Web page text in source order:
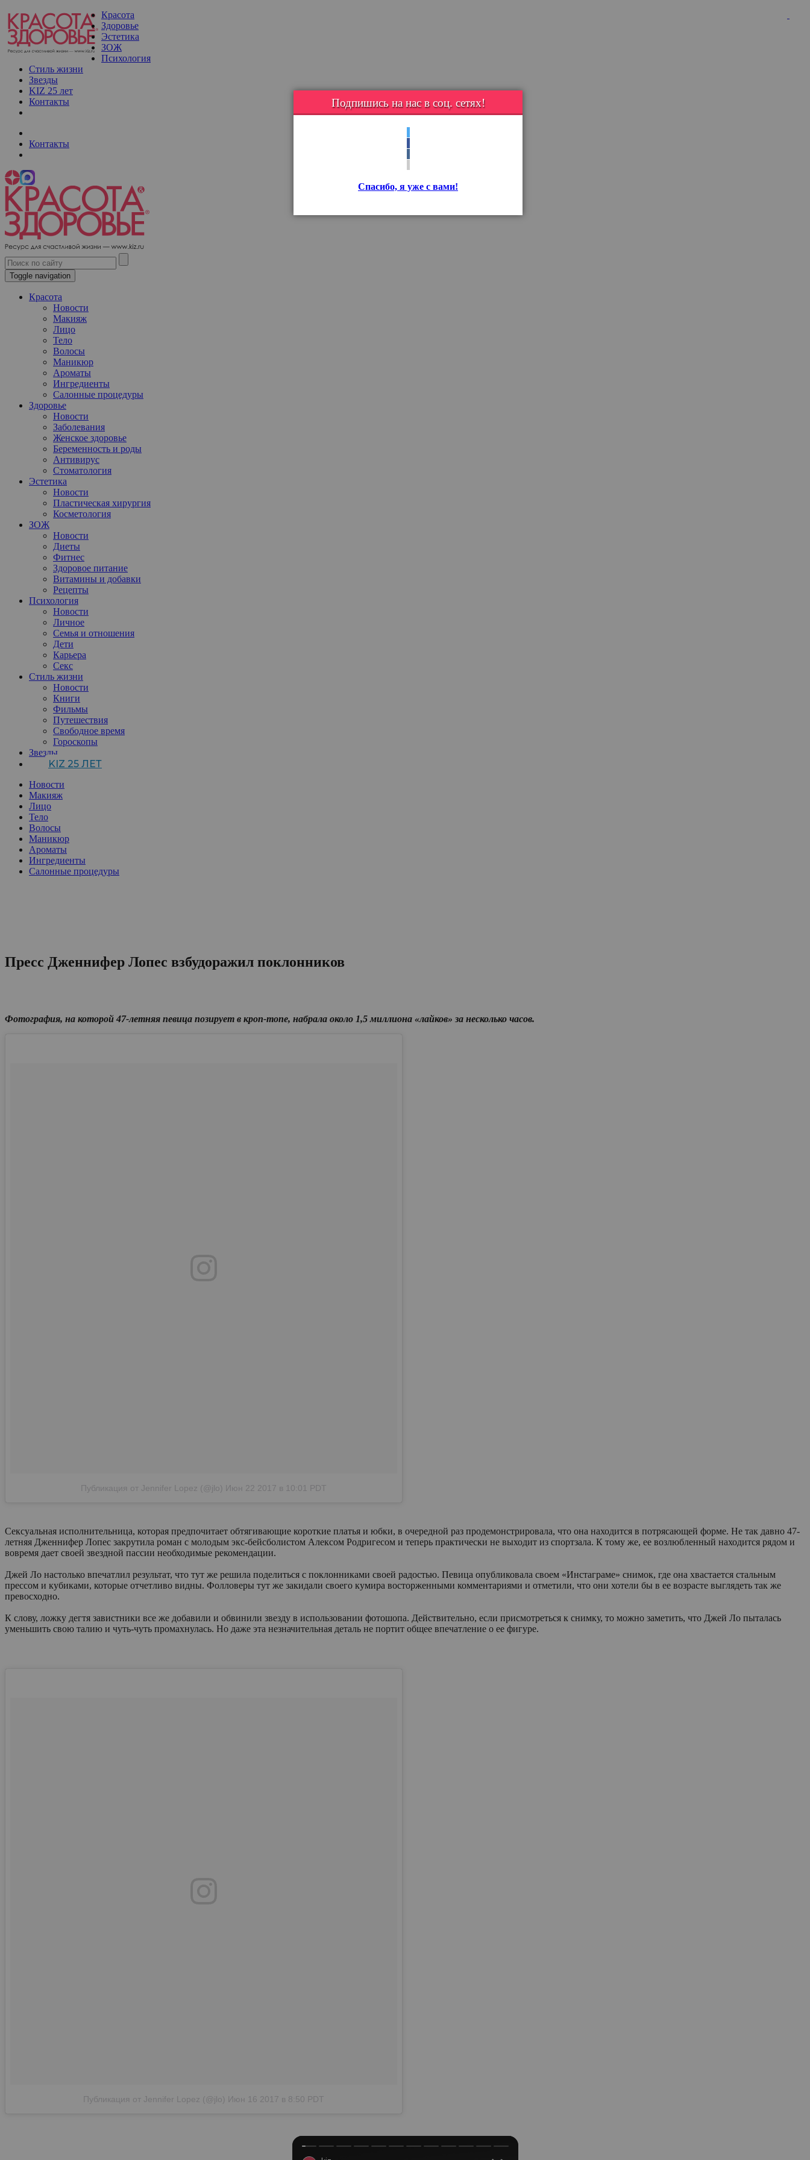
Красота
Здоровье
Эстетика
ЗОЖ
Психология
Стиль жизни
Звезды
KIZ 25 лет
Контакты
Контакты
Toggle navigation
Красота
Новости
Макияж
Лицо
Тело
Волосы
Маникюр
Ароматы
Ингредиенты
Салонные процедуры
Здоровье
Новости
Заболевания
Женское здоровье
Беременность и роды
Антивирус
Стоматология
Эстетика
Новости
Пластическая хирургия
Косметология
ЗОЖ
Новости
Диеты
Фитнес
Здоровое питание
Витамины и добавки
Рецепты
Психология
Новости
Личное
Семья и отношения
Дети
Карьера
Секс
Стиль жизни
Новости
Книги
Фильмы
Путешествия
Свободное время
Гороскопы
Звезды
KIZ 25 ЛЕТ
Новости
Макияж
Лицо
Тело
Волосы
Маникюр
Ароматы
Ингредиенты
Салонные процедуры
Подпишись на нас в соц. сетях!
Спасибо, я уже с вами!
Пресс Дженнифер Лопес взбудоражил поклонников
Фотография, на которой 47-летняя певица позирует в кроп-топе, набрала около 1,5 миллиона «лайков» за несколько часов.
Публикация от Jennifer Lopez (@jlo) Июн 22 2017 в 10:01 PDT
Сексуальная исполнительница, которая предпочитает обтягивающие короткие платья и юбки, в очередной раз продемонстрировала, что она находится в потрясающей форме. Не так давно 47-
летняя Дженнифер Лопес закрутила роман с молодым экс-бейсболистом Алексом Родригесом и теперь практически не выходит из спортзала. К тому же, ее возлюбленный находится рядом и
вовремя дает своей звездной пассии необходимые рекомендации.
Джей Ло настолько впечатлил результат, что тут же решила поделиться с поклонниками своей радостью. Певица опубликовала своем «Инстаграме» снимок, где она хвастается стальным
прессом и кубиками, которые отчетливо видны. Фолловеры тут же закидали своего кумира восторженными комментариями и отметили, что они хотели бы в ее возрасте выглядеть так же
превосходно.
К слову, ложку дегтя завистники все же добавили и обвинили звезду в использовании фотошопа. Действительно, если присмотреться к снимку, то можно заметить, что Джей Ло пыталась
уменьшить свою талию и чуть-чуть промахнулась. Но даже эта незначительная деталь не портит общее впечатление о ее фигуре.
Публикация от Jennifer Lopez (@jlo) Июн 16 2017 в 8:50 PDT